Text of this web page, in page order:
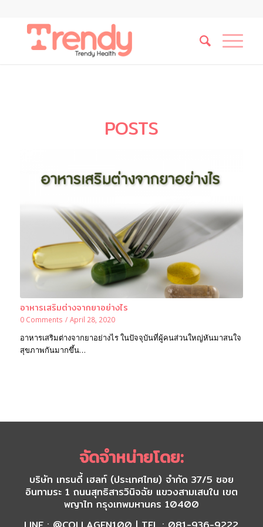
POSTS
อาหารเสริมต่างจากยาอย่างไร
0 Comments / April 28, 2020
อาหารเสริมต่างจากยาอย่างไร ในปัจจุบันที่ผู้คนส่วนใหญ่หันมาสนใจ
สุขภาพกันมากขึ้น…
จัดจำหน่ายโดย:
บริษัท เทรนดี้ เฮลท์ (ประเทศไทย) จำกัด 37/5 ซอย
อินทามระ 1 ถนนสุทธิสารวินิจฉัย แขวงสามเสนใน เขต
พญาไท กรุงเทพมหานคร 10400